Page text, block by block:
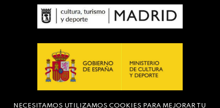
NECESITAMOS UTILIZAMOS COOKIES PARA MEJORAR TU